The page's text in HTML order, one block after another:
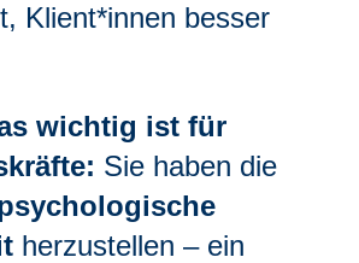
Klient*innen besser
wichtig ist für
Sie haben die
herzustellen – ein